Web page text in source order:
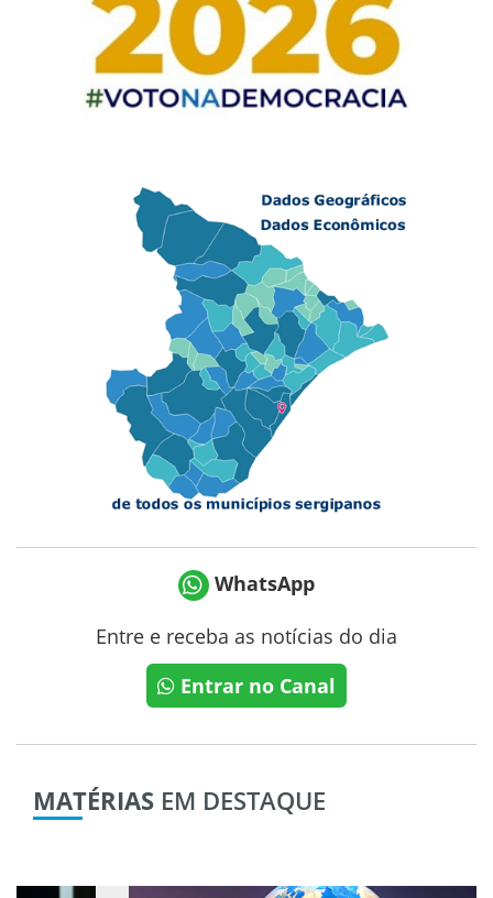
WhatsApp
Entre e receba as notícias do dia
Entrar no Canal
MATÉRIAS EM DESTAQUE